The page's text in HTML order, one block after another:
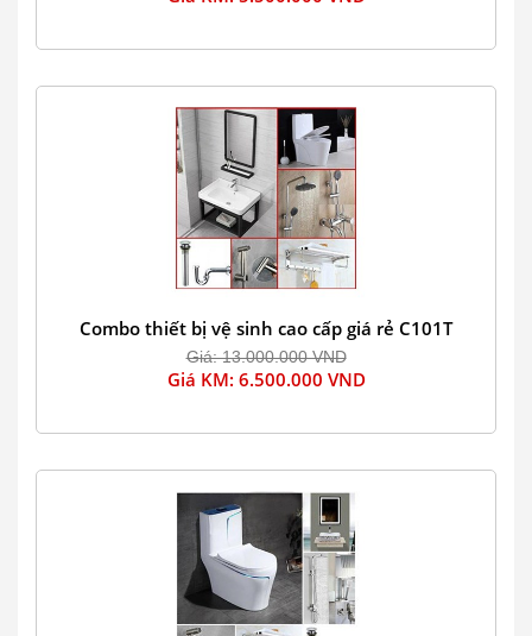
Combo thiết bị vệ sinh cao cấp giá rẻ C101T
Giá: 13.000.000 VND
Giá KM: 6.500.000 VND